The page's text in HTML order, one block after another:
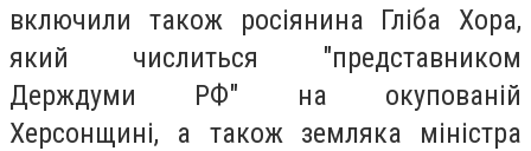
включили також росіянина Гліба Хора,
який числиться "представником
Держдуми РФ" на окупованій
Херсонщині, а також земляка міністра